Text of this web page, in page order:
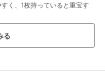
く、1枚持っていると重宝す
グン！